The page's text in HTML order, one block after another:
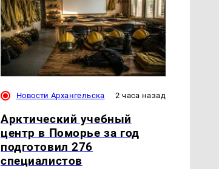
Новости Архангельска 2 часа назад
Арктический учебный
центр в Поморье за год
подготовил 276
специалистов